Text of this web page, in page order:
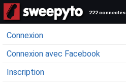
222 connectés
Connexion
Connexion avec Facebook
Inscription